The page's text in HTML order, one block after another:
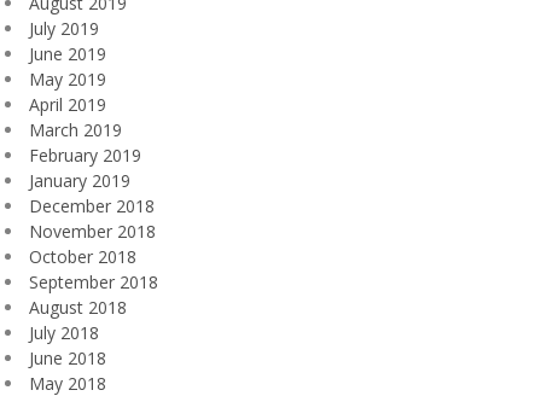
July 2019
June 2019
May 2019
April 2019
March 2019
February 2019
January 2019
December 2018
November 2018
October 2018
September 2018
August 2018
July 2018
June 2018
May 2018